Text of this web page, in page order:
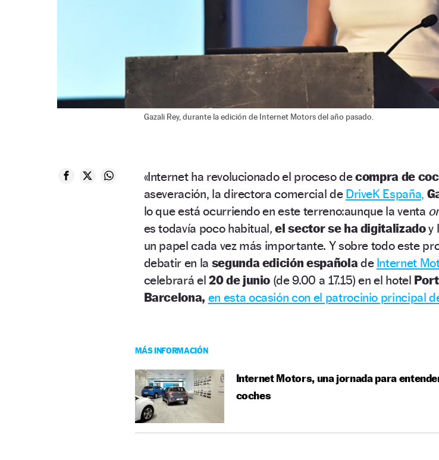
Gazali Rey, durante la edición de Internet Motors del año pasado.
«Internet ha revolucionado el proceso decompra de
aseveración, la directora comercial de DriveK España,
lo que está ocurriendo en este terreno:aunque la venta
es todavía poco habitual, el sector se ha digitalizadoy
un papel cada vez más importante. Y sobre todo este
debatir en la segunda edición española de Internet
celebrará el 20 de junio (de 9.00 a 17.15) en el hotel
Barcelona, en esta ocasión con el patrocinio principal
MÁS INFORMACIÓN
Internet Motors, una jornada para
coches